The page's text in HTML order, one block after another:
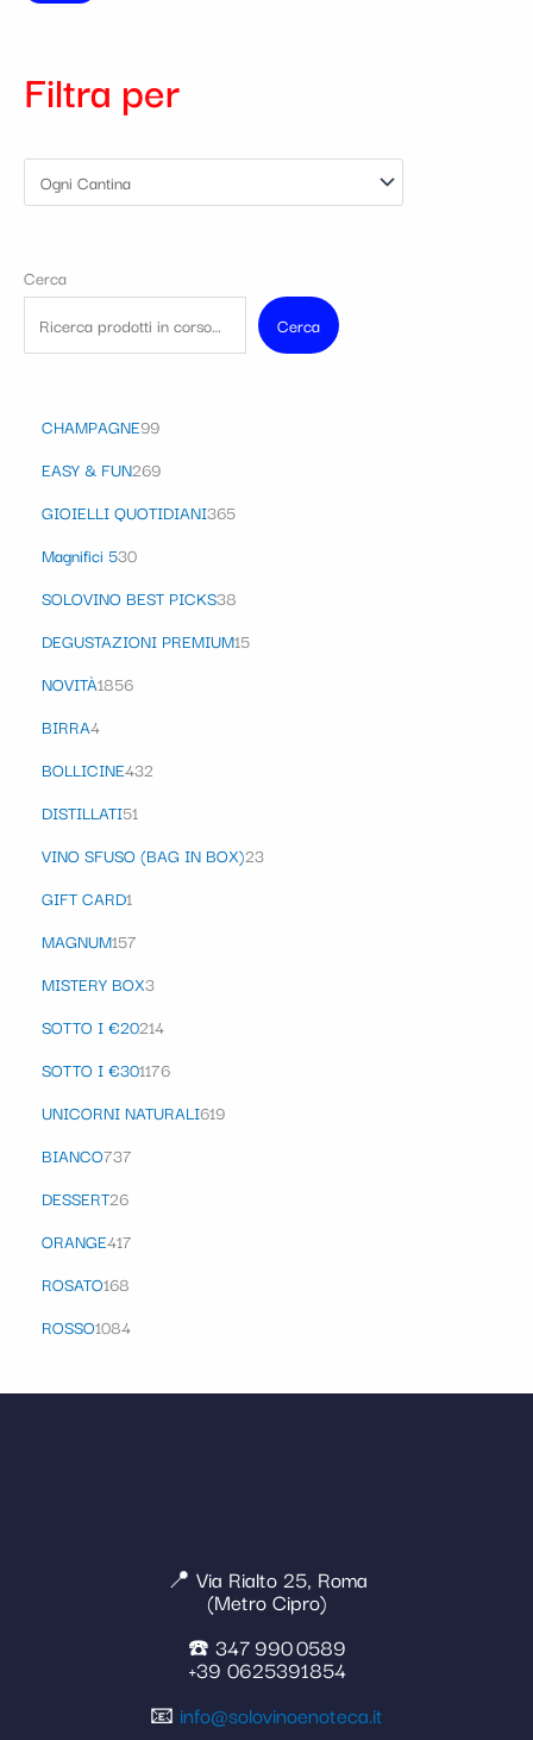
Filtra per
Cerca
Cerca
CHAMPAGNE99
EASY & FUN269
GIOIELLI QUOTIDIANI365
Magnifici 530
SOLOVINO BEST PICKS38
DEGUSTAZIONI PREMIUM15
NOVITÀ1856
BIRRA4
BOLLICINE432
DISTILLATI51
VINO SFUSO (BAG IN BOX)23
GIFT CARD1
MAGNUM157
MISTERY BOX3
SOTTO I €20214
SOTTO I €301176
UNICORNI NATURALI619
BIANCO737
DESSERT26
ORANGE417
ROSATO168
ROSSO1084
📍 Via Rialto 25, Roma
(Metro Cipro)
☎️ 347 990 0589
+39 0625391854
📧 info@solovinoenoteca.it